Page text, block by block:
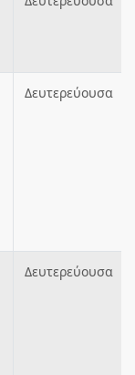
Δευτερεύουσα
Δευτερεύουσα